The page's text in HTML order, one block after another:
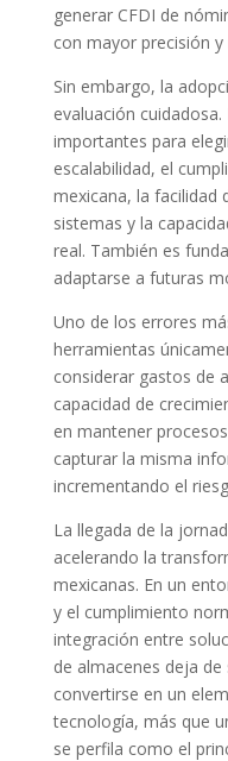
generar CFDI de
con mayor precisión
Sin embargo, la
evaluación
importantes para
escalabilidad, el
mexicana, la facilidad
sistemas y la
real. También es
adaptarse a futuras
Uno de los errores
herramientas
considerar gastos de
capacidad de
en mantener
capturar la misma
incrementando el
La llegada de la
acelerando la
mexicanas. En un
y el cumplimiento
integración entre
de almacenes deja
convertirse en un
tecnología, más que
se perfila como el